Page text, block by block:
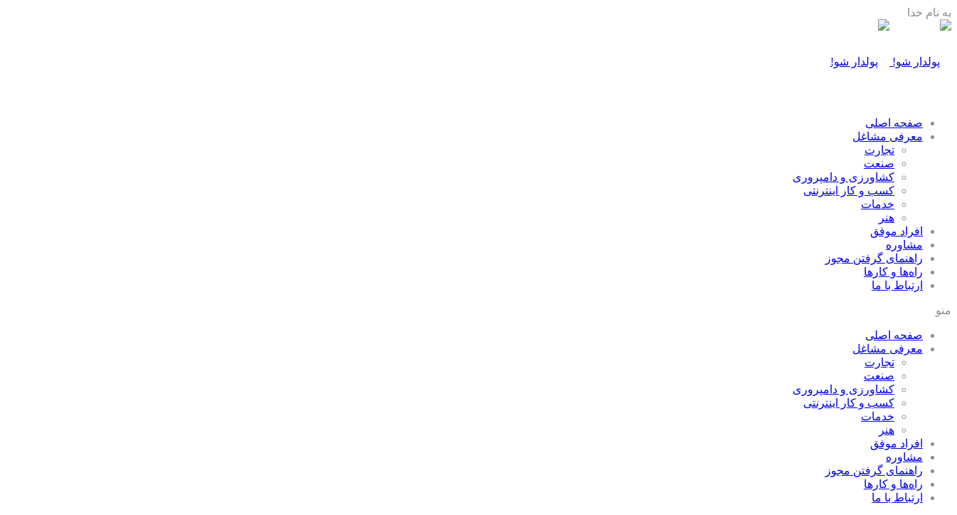
به نام خدا
صفحه اصلی
معرفی مشاغل
تجارت
صنعت
كشاورزی و دامپروری
كسب و كار اينترنتی
خدمات
هنر
افراد موفق
مشاوره
راهنمای گرفتن مجوز
راه‌ها و كارها
ارتباط با ما
منو
صفحه اصلی
معرفی مشاغل
تجارت
صنعت
كشاورزی و دامپروری
كسب و كار اينترنتی
خدمات
هنر
افراد موفق
مشاوره
راهنمای گرفتن مجوز
راه‌ها و كارها
ارتباط با ما